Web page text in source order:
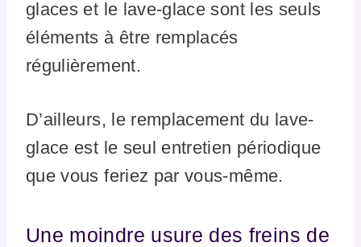
glaces et le lave-glace sont les seuls
éléments à être remplacés
régulièrement.
D’ailleurs, le remplacement du lave-
glace est le seul entretien périodique
que vous feriez par vous-même.
Une moindre usure des freins de